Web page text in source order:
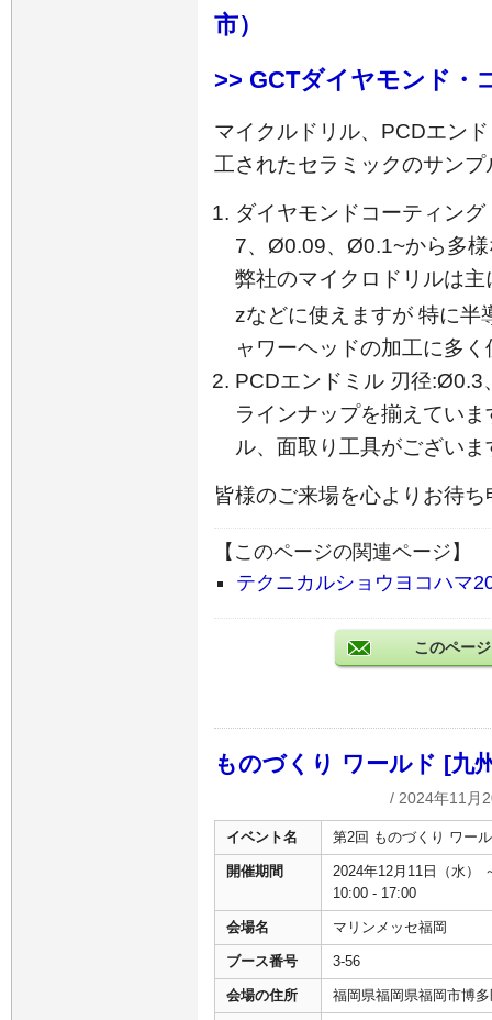
市）
>> GCTダイヤモンド・
マイクルドリル、PCDエン
工されたセラミックのサン
ダイヤモンドコーティン
7、Ø0.09、Ø0.1~から多
弊社のマイクロドリルは主
zなどに使えますが 特に半
ャワーヘッドの加工に多
PCDエンドミル 刃径
ラインナップを揃えてい
ル、面取り工具がござい
皆様のご来場を心よりお待
【このページの関連ページ】
テクニカルショウヨコハマ
このペー
ものづくり ワールド [九
/ 2024年11月
イベント名 第2回 ものづくり ワー
開催期間
2024年12月11日（水）
10:00 - 17:00
会場名 マリンメッセ福岡
ブース番号 3-56
会場の住所 福岡県福岡県福岡市博